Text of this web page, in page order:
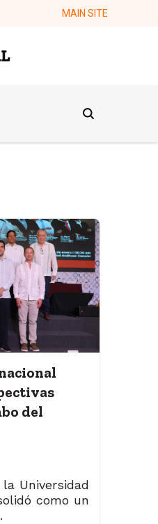
MAIN SITE
del
Universidad
como un